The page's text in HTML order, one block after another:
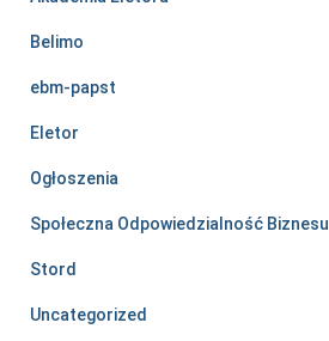
Belimo
ebm-papst
Eletor
Ogłoszenia
Społeczna Odpowiedzialność Biznesu
Stord
Uncategorized